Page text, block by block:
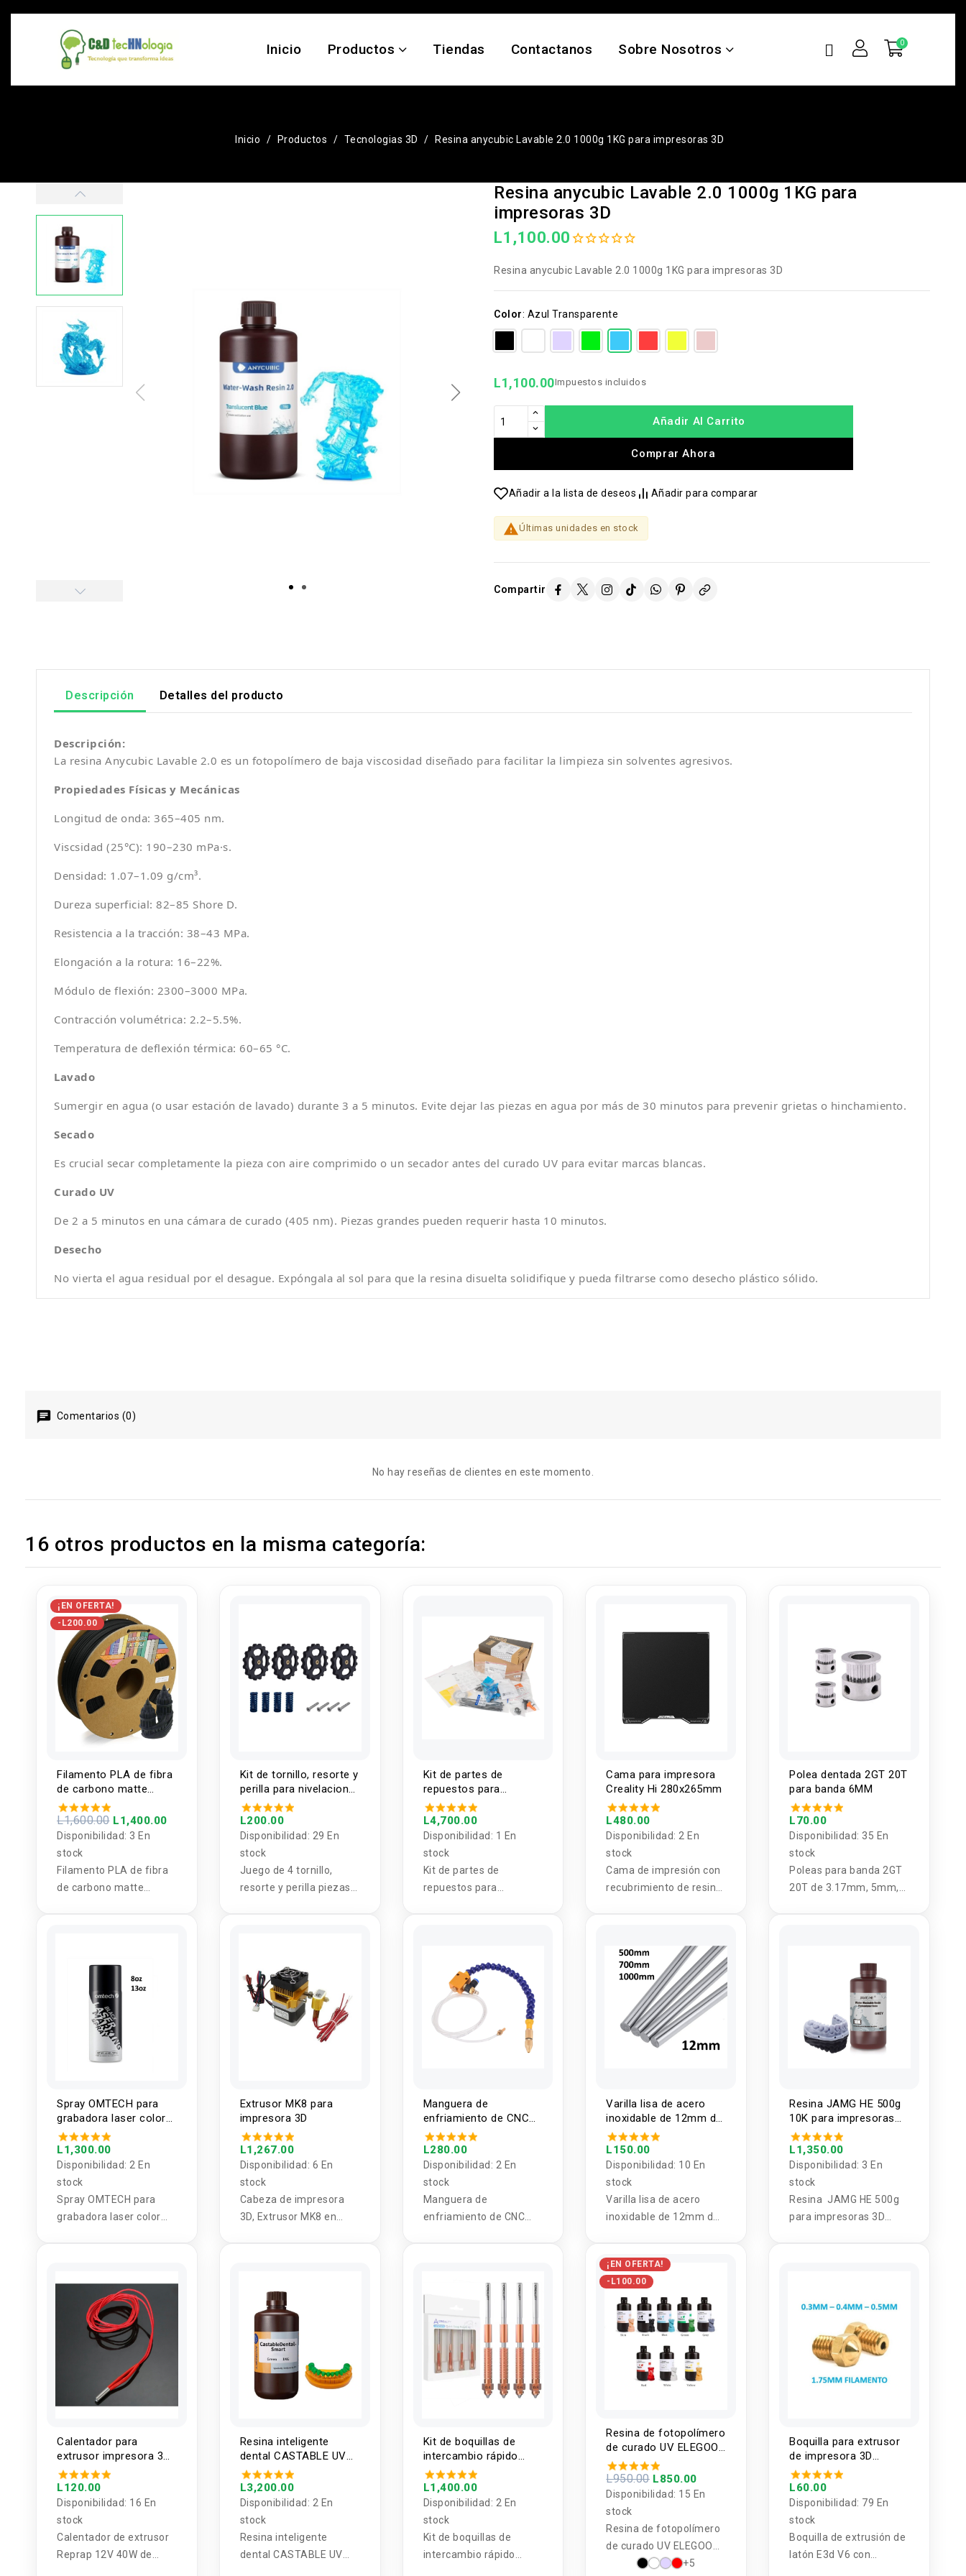
Inicio Productos Tiendas Contactanos Sobre Nosotros
Inicio Productos Tecnologias 3D Resina anycubic Lavable 2.0 1000g 1KG para impresoras 3D
Resina anycubic Lavable 2.0 1000g 1KG para
impresoras 3D
L1,100.00
Resina anycubic Lavable 2.0 1000g 1KG para impresoras 3D
Color: Azul Transparente
L1,100.00Impuestos incluidos
Añadir Al Carrito
Comprar Ahora
Añadir a la lista de deseos Añadir para comparar
Últimas unidades en stock
Compartir
Descripción Detalles del producto
Descripción:
La resina Anycubic Lavable 2.0 es un fotopolímero de baja viscosidad diseñado para facilitar la limpieza sin solventes agresivos.
Propiedades Físicas y Mecánicas
Longitud de onda: 365–405 nm.
Viscsidad (25°C): 190–230 mPa·s.
Densidad: 1.07–1.09 g/cm³.
Dureza superficial: 82–85 Shore D.
Resistencia a la tracción: 38–43 MPa.
Elongación a la rotura: 16–22%.
Módulo de flexión: 2300–3000 MPa.
Contracción volumétrica: 2.2–5.5%.
Temperatura de deflexión térmica: 60–65 °C.
Lavado
Sumergir en agua (o usar estación de lavado) durante 3 a 5 minutos. Evite dejar las piezas en agua por más de 30 minutos para prevenir grietas o hinchamiento.
Secado
Es crucial secar completamente la pieza con aire comprimido o un secador antes del curado UV para evitar marcas blancas.
Curado UV
De 2 a 5 minutos en una cámara de curado (405 nm). Piezas grandes pueden requerir hasta 10 minutos.
Desecho
No vierta el agua residual por el desague. Expóngala al sol para que la resina disuelta solidifique y pueda filtrarse como desecho plástico sólido.
Comentarios (0)
No hay reseñas de clientes en este momento.
16 otros productos en la misma categoría:
¡EN OFERTA!
-L200.00
Filamento PLA de fibra
de carbono matte
1.75mm / 1KG
OVERTURE
L1,600.00 L1,400.00
Disponibilidad: 3 En
stock
Filamento PLA de fibra
de carbono matte
Kit de tornillo, resorte y
perilla para nivelacion
de cama impresora 3D
L200.00
Disponibilidad: 29 En
stock
Juego de 4 tornillo,
resorte y perilla piezas
Cr10 Ender-3 Um2
Prusa I3 Mk2/mk3
Kit de partes de
repuestos para
impresora 3D MK4
PRUSA
L4,700.00
Disponibilidad: 1 En
stock
Kit de partes de
repuestos para
Cama para impresora
Creality Hi 280x265mm
L480.00
Disponibilidad:2 En
stock
Cama de impresión con
recubrimiento de resina
desgaste y una
extracción sencilla de
las piezas impresas.
Polea dentada 2GT 20T
para banda 6MM
L70.00
Disponibilidad: 35 En
stock
Poleas para banda 2GT
20T de 3.17mm, 5mm,
Spray OMTECH para
grabadora laser color
negro 8oz / 13oz
L1,300.00
Disponibilidad: 2 En
stock
Spray OMTECH para
grabadora laser color
Extrusor MK8 para
impresora 3D
L1,267.00
Disponibilidad: 6 En
stock
Cabeza de impresora
3D, Extrusor MK8 en
Manguera de
enfriamiento de CNC
con Valvula
L280.00
Disponibilidad: 2 En
stock
Manguera de
enfriamiento de CNC
Varilla lisa de acero
inoxidable de 12mm de
diametro
500/700/1000mm de
largo
L150.00
Disponibilidad: 10 En
stock
Varilla lisa de acero
inoxidable de 12mm de
largo
Resina JAMG HE 500g
10K para impresoras
3D Lavable Gris
L1,350.00
Disponibilidad: 3 En
stock
Resina JAMG HE 500g
para impresoras 3D
Calentador para
extrusor impresora 3D
12V 40W
L120.00
Disponibilidad: 16 En
stock
Calentador de extrusor
Reprap 12V 40W de
Resina inteligente
dental CASTABLE UV
moldeable para DLP
LCD Antinsky 1000g
L3,200.00
Disponibilidad: 2 En
stock
Resina inteligente
dental CASTABLE UV
Kit de boquillas de
intercambio rápido
"Unicorn" para
K1C/Ender-3 V3/Ender-
3 V3 Plus (4 unidades)
L1,400.00
Disponibilidad: 2 En
stock
Kit de boquillas de
intercambio rápido
¡EN OFERTA!
-L100.00
Resina de fotopolímero
de curado UV ELEGOO
500g 405nm para
impresoras 3D
L950.00 L850.00
Disponibilidad: 15 En
stock
Resina de fotopolímero
de curado UV ELEGOO
para impresoras 3D
+5
Boquilla para extrusor
de impresora 3D
1.75MM V6
L60.00
Disponibilidad: 79 En
stock
Boquilla de extrusión de
latón E3d V6 con